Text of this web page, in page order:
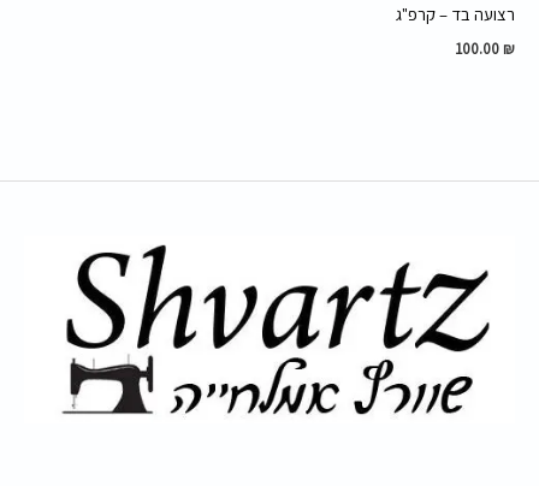
רצועה בד – קרפ"ג
100.00 ₪